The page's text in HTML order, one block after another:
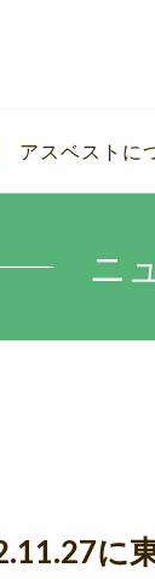
アスベストに
ニ
に